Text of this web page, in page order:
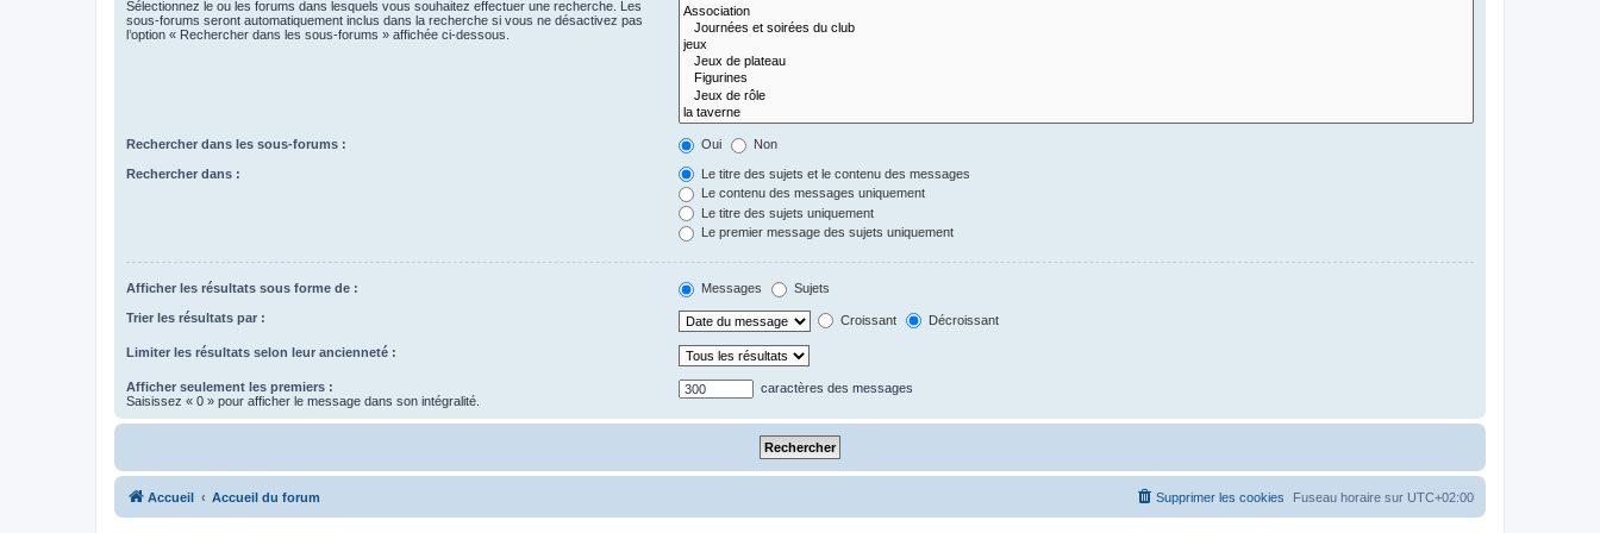
Sélectionnez le ou les forums dans lesquels vous souhaitez effectuer une recherche. Les
sous-forums seront automatiquement inclus dans la recherche si vous ne désactivez pas
l’option « Rechercher dans les sous-forums » affichée ci-dessous.
Rechercher dans les sous-forums : Oui Non
Rechercher dans :
Le titre des sujets et le contenu des messages
Le contenu des messages uniquement
Le titre des sujets uniquement
Le premier message des sujets uniquement
Afficher les résultats sous forme de : Messages Sujets
Trier les résultats par : Croissant Décroissant
Limiter les résultats selon leur ancienneté :
Afficher seulement les premiers :
Saisissez « 0 » pour afficher le message dans son intégralité.
caractères des messages
Accueil Accueil du forum Fuseau horaire sur UTC+02:00
Supprimer les cookies